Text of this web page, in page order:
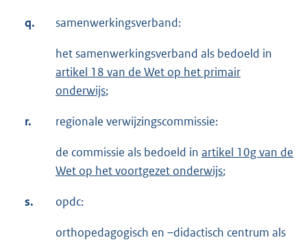
q. samenwerkingsverband:
het samenwerkingsverband als bedoeld in
artikel 18 van de Wet op het primair
onderwijs;
r. regionale verwijzingscommissie:
de commissie als bedoeld in artikel 10g van de
Wet op het voortgezet onderwijs;
s. opdc:
orthopedagogisch en –didactisch centrum als